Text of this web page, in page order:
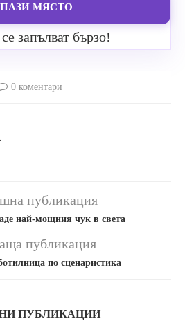
МЯСТО
запълват бързо!
0 коментари
публикация
най-мощния чук в света
публикация
по сценаристика
ПУБЛИКАЦИИ